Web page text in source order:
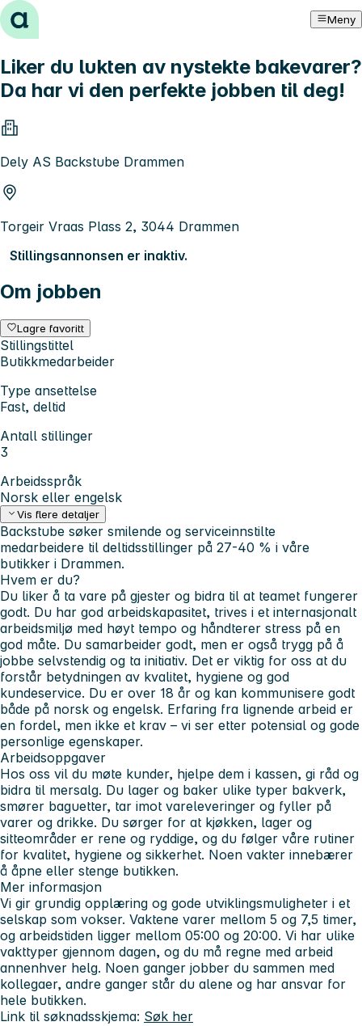
Hopp til innhold Meny
Liker du lukten av nystekte bakevarer?
Da har vi den perfekte jobben til deg!
Dely AS Backstube Drammen
Torgeir Vraas Plass 2, 3044 Drammen
Stillingsannonsen er inaktiv.
Om jobben
Lagre favoritt
Stillingstittel
Butikkmedarbeider
Type ansettelse
Fast, deltid
Antall stillinger
3
Arbeidsspråk
Norsk eller engelsk
Vis flere detaljer
Backstube søker smilende og serviceinnstilte
medarbeidere til deltidsstillinger på 27-40 % i våre
butikker i Drammen.
Hvem er du?
Du liker å ta vare på gjester og bidra til at teamet fungerer
godt. Du har god arbeidskapasitet, trives i et internasjonalt
arbeidsmiljø med høyt tempo og håndterer stress på en
god måte. Du samarbeider godt, men er også trygg på å
jobbe selvstendig og ta initiativ. Det er viktig for oss at du
forstår betydningen av kvalitet, hygiene og god
kundeservice. Du er over 18 år og kan kommunisere godt
både på norsk og engelsk. Erfaring fra lignende arbeid er
en fordel, men ikke et krav – vi ser etter potensial og gode
personlige egenskaper.
Arbeidsoppgaver
Hos oss vil du møte kunder, hjelpe dem i kassen, gi råd og
bidra til mersalg. Du lager og baker ulike typer bakverk,
smører baguetter, tar imot vareleveringer og fyller på
varer og drikke. Du sørger for at kjøkken, lager og
sitteområder er rene og ryddige, og du følger våre rutiner
for kvalitet, hygiene og sikkerhet. Noen vakter innebærer
å åpne eller stenge butikken.
Mer informasjon
Vi gir grundig opplæring og gode utviklingsmuligheter i et
selskap som vokser. Vaktene varer mellom 5 og 7,5 timer,
og arbeidstiden ligger mellom 05:00 og 20:00. Vi har ulike
vakttyper gjennom dagen, og du må regne med arbeid
annenhver helg. Noen ganger jobber du sammen med
kollegaer, andre ganger står du alene og har ansvar for
hele butikken.
Link til søknadsskjema: Søk her